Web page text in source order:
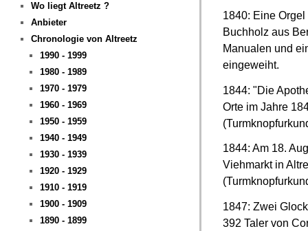
Wo liegt Altreetz ?
Anbieter
Chronologie von Altreetz
1990 - 1999
1980 - 1989
1970 - 1979
1960 - 1969
1950 - 1959
1940 - 1949
1930 - 1939
1920 - 1929
1910 - 1919
1900 - 1909
1890 - 1899
1840: Eine
Buchholz aus
Manualen und
eingeweiht.
1844: "Die
Orte im Jahre
1844: Am 18.
Viehmarkt in
1847: Zwei
392 Taler von